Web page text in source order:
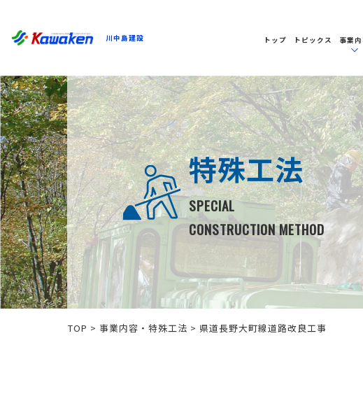
川中島建設 トップ トピックス 事業
特殊工法
SPECIAL
CONSTRUCTION METHOD
TOP > 事業内容・特殊工法 > 県道長野大町線道路改良工事